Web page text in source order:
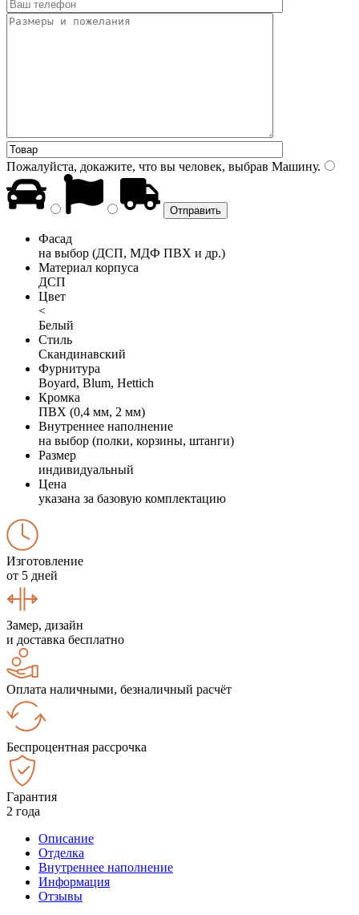
Пожалуйста, докажите, что вы человек, выбрав Машину.
Фасад
на выбор (ДСП, МДФ ПВХ и др.)
Материал корпуса
ДСП
Цвет
<
Белый
Стиль
Скандинавский
Фурнитура
Boyard, Blum, Hettich
Кромка
ПВХ (0,4 мм, 2 мм)
Внутреннее наполнение
на выбор (полки, корзины, штанги)
Размер
индивидуальный
Цена
указана за базовую комплектацию
Изготовление
от 5 дней
Замер, дизайн
и доставка бесплатно
Оплата наличными, безналичный расчёт
Беспроцентная рассрочка
Гарантия
2 года
Описание
Отделка
Внутреннее наполнение
Информация
Отзывы